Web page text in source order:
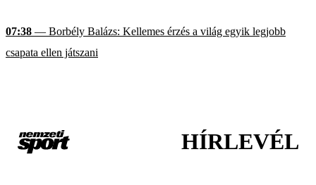
07:38 — Borbély Balázs: Kellemes érzés a világ egyik legjobb
csapata ellen játszani
HÍRLEVÉL